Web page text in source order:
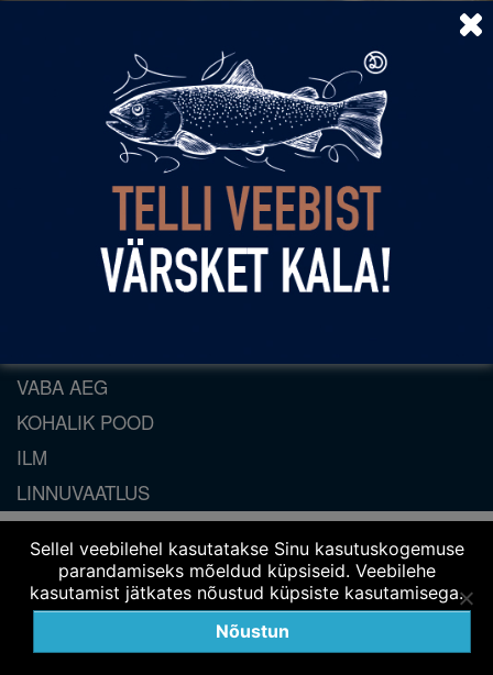
TELLI KALA VEEBIST
DIRHAMI TEATED
KONVERENTSID
VABA AEG
KOHALIK POOD
ILM
LINNUVAATLUS
Sellel veebilehel kasutatakse Sinu kasutuskogemuse
parandamiseks mõeldud küpsiseid. Veebilehe
kasutamist jätkates nõustud küpsiste kasutamisega.
Nõustun